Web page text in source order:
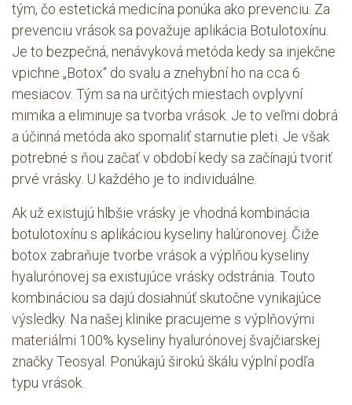
tým, čo estetická medicína ponúka ako prevenciu. Za
prevenciu vrások sa považuje aplikácia Botulotoxínu.
Je to bezpečná, nenávyková metóda kedy sa injekčne
vpichne „Botox“ do svalu a znehybní ho na cca 6
mesiacov. Tým sa na určitých miestach ovplyvní
mimika a eliminuje sa tvorba vrások. Je to veľmi dobrá
a účinná metóda ako spomaliť starnutie pleti. Je však
potrebné s ňou začať v období kedy sa začínajú tvoriť
prvé vrásky. U každého je to individuálne.
Ak už existujú hlbšie vrásky je vhodná kombinácia
botulotoxínu s aplikáciou kyseliny halúronovej. Čiže
botox zabraňuje tvorbe vrások a výplňou kyseliny
hyalurónovej sa existujúce vrásky odstránia. Touto
kombináciou sa dajú dosiahnúť skutočne vynikajúce
výsledky. Na našej klinike pracujeme s výplňovými
materiálmi 100% kyseliny hyalurónovej švajčiarskej
značky Teosyal. Ponúkajú širokú škálu výplní podľa
typu vrások.